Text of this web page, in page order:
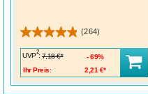
(264)
UVP
2
: 7,18 €*
Ihr Preis:
2,21 €*
69%